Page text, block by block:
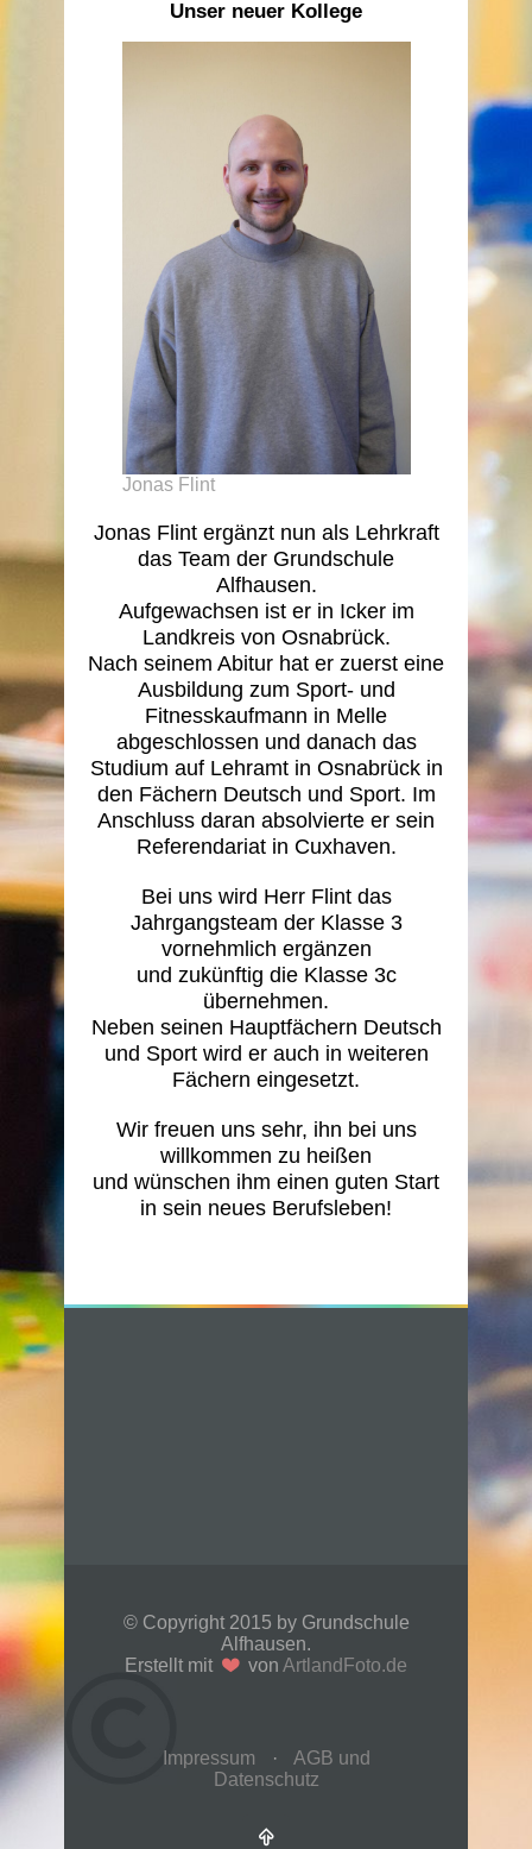
Unser neuer Kollege
Jonas Flint
Jonas Flint ergänzt nun als Lehrkraft
das Team der Grundschule
Alfhausen.
Aufgewachsen ist er in Icker im
Landkreis von Osnabrück.
Nach seinem Abitur hat er zuerst eine
Ausbildung zum Sport- und
Fitnesskaufmann in Melle
abgeschlossen und danach das
Studium auf Lehramt in Osnabrück in
den Fächern Deutsch und Sport. Im
Anschluss daran absolvierte er sein
Referendariat in Cuxhaven.
Bei uns wird Herr Flint das
Jahrgangsteam der Klasse 3
vornehmlich ergänzen
und zukünftig die Klasse 3c
übernehmen.
Neben seinen Hauptfächern Deutsch
und Sport wird er auch in weiteren
Fächern eingesetzt.
Wir freuen uns sehr, ihn bei uns
willkommen zu heißen
und wünschen ihm einen guten Start
in sein neues Berufsleben!
© Copyright 2015 by Grundschule
Alfhausen.
Erstellt mit
vonArtlandFoto.de
Impressum ·
AGB und
Datenschutz